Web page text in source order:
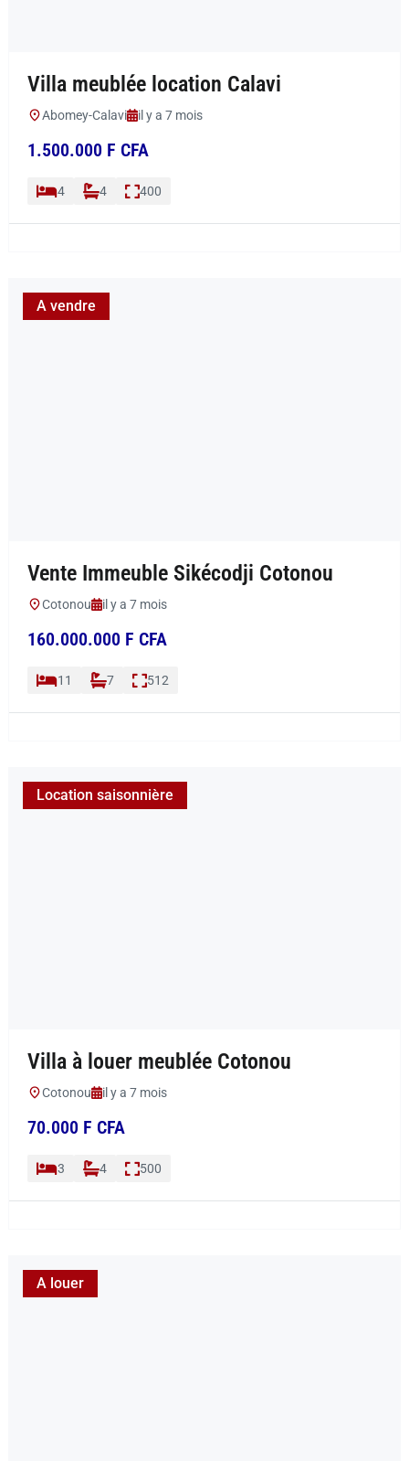
Villa meublée location Calavi
Abomey-Calavi il y a 7 mois
1.500.000 F CFA
4 4 400
A vendre
Vente Immeuble Sikécodji Cotonou
Cotonou il y a 7 mois
160.000.000 F CFA
11 7 512
Location saisonnière
Villa à louer meublée Cotonou
Cotonou il y a 7 mois
70.000 F CFA
3 4 500
A louer